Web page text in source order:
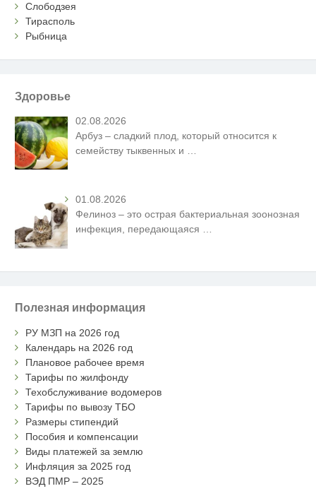
Слободзея
Тирасполь
Рыбница
Здоровье
02.08.2026
Арбуз – сладкий плод, который относится к
семейству тыквенных и
01.08.2026
Фелиноз – это острая бактериальная зоонозная
инфекция, передающаяся …
Полезная информация
РУ МЗП на 2026 год
Календарь на 2026 год
Плановое рабочее время
Тарифы по жилфонду
Техобслуживание водомеров
Тарифы по вывозу ТБО
Размеры стипендий
Пособия и компенсации
Виды платежей за землю
Инфляция за 2025 год
ВЭД ПМР – 2025